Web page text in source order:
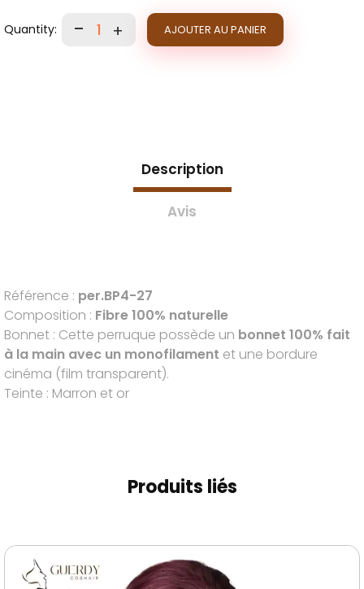
AJOUTER AU PANIER
Description
Avis
Référence : per.BP4-27
Composition : Fibre 100% naturelle
Bonnet : Cette perruque possède un bonnet 100% fait
à la main avec un monofilament et une bordure
cinéma (film transparent).
Teinte : Marron et or
Produits liés